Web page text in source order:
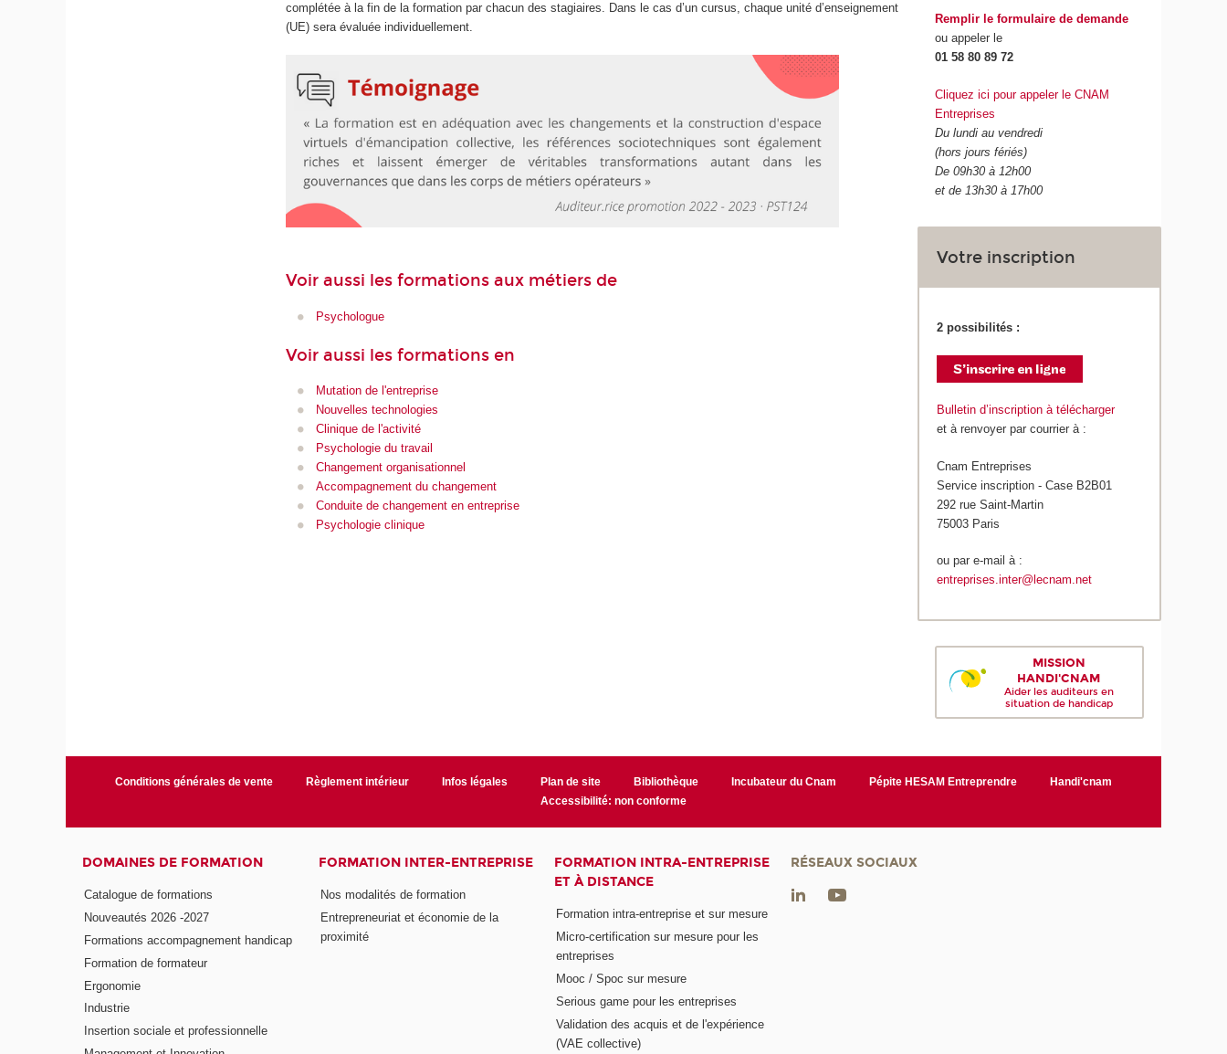
complétée à la fin de la formation par chacun des stagiaires. Dans le cas d’un cursus, chaque unité d’enseignement
(UE) sera évaluée individuellement.
Voir aussi les formations aux métiers de
Psychologue
Voir aussi les formations en
Mutation de l'entreprise
Nouvelles technologies
Clinique de l'activité
Psychologie du travail
Changement organisationnel
Accompagnement du changement
Conduite de changement en entreprise
Psychologie clinique
Remplir le formulaire de demande
ou appeler le
01 58 80 89 72
Cliquez ici pour appeler le CNAM
Entreprises
Du lundi au vendredi
(hors jours fériés)
De 09h30 à 12h00
et de 13h30 à 17h00
Votre inscription
2 possibilités :
Bulletin d’inscription à télécharger
et à renvoyer par courrier à :
Cnam Entreprises
Service inscription - Case B2B01
292 rue Saint-Martin
75003 Paris
ou par e-mail à :
entreprises.inter@lecnam.net
MISSION
HANDI'CNAM
Aider les auditeurs en
situation de handicap
Conditions générales de vente Règlement intérieur Infos légales Plan de site Bibliothèque Incubateur du Cnam Pépite HESAM Entreprendre
Handi'cnam
Accessibilité: non conforme
DOMAINES DE FORMATION
Catalogue de formations
Nouveautés 2026 -2027
Formations accompagnement handicap
Formation de formateur
Ergonomie
Industrie
Insertion sociale et professionnelle
FORMATION INTER-ENTREPRISE
Nos modalités de formation
Entrepreneuriat et économie de la
proximité
FORMATION INTRA-ENTREPRISE
ET À DISTANCE
Formation intra-entreprise et sur mesure
Micro-certification sur mesure pour les
entreprises
Mooc / Spoc sur mesure
Serious game pour les entreprises
Validation des acquis et de l'expérience
(VAE collective)
RÉSEAUX SOCIAUX